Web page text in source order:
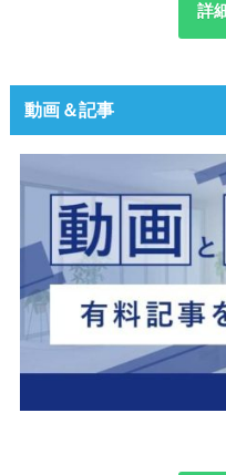
詳
動画＆記事